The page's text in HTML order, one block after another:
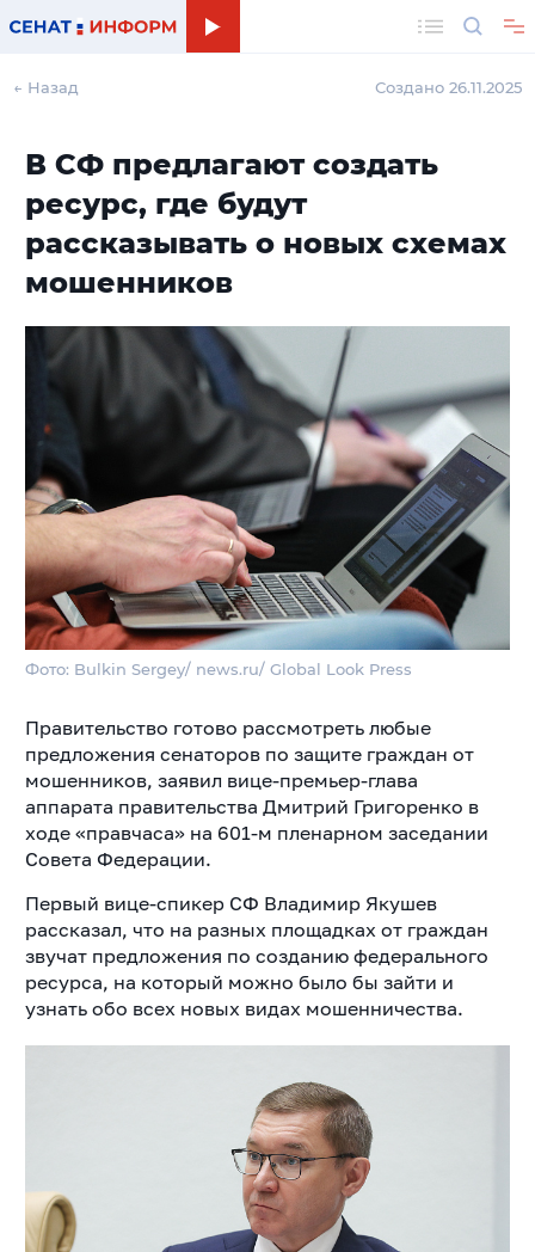
← Назад Создано 26.11.2025
В СФ предлагают создать
ресурс, где будут
рассказывать о новых схемах
мошенников
Фото: Bulkin Sergey/ news.ru/ Global Look Press
Правительство готово рассмотреть любые
предложения сенаторов по защите граждан от
мошенников, заявил вице-премьер-глава
аппарата правительства Дмитрий Григоренко в
ходе «правчаса» на 601-м пленарном заседании
Совета Федерации.
Первый вице-спикер СФ Владимир Якушев
рассказал, что на разных площадках от граждан
звучат предложения по созданию федерального
ресурса, на который можно было бы зайти и
узнать обо всех новых видах мошенничества.